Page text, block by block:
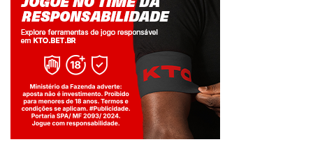
Jogue com responsabilidade. 18+